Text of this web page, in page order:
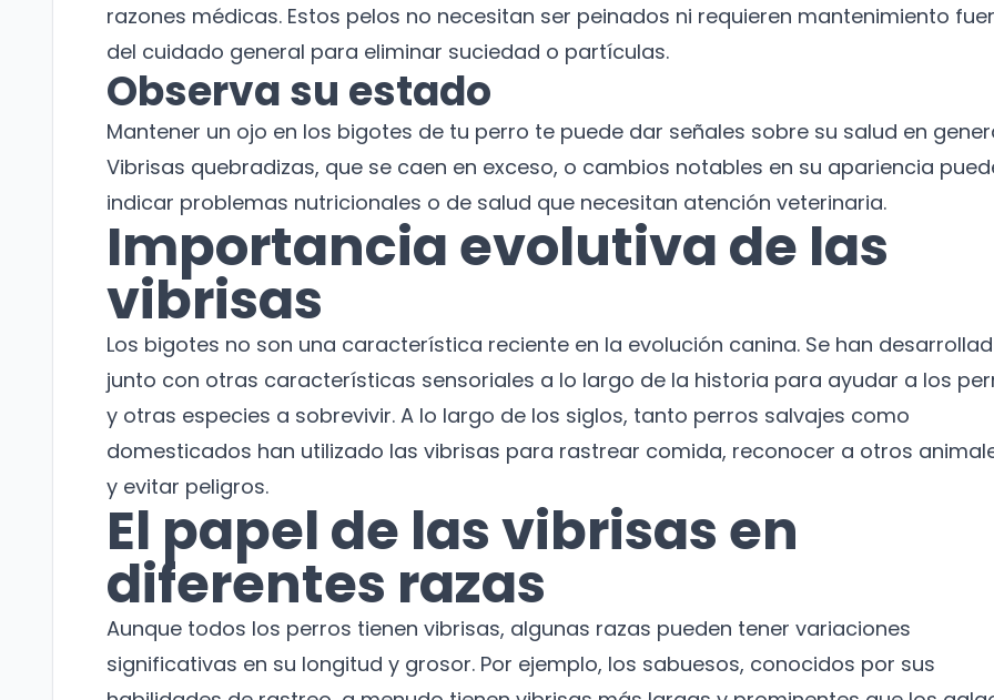
razones médicas. Estos pelos no necesitan ser peinados ni requieren mantenimiento
del cuidado general para eliminar suciedad o partículas.
Observa su estado
Mantener un ojo en los bigotes de tu perro te puede dar señales sobre su salud en
Vibrisas quebradizas, que se caen en exceso, o cambios notables en su apariencia
indicar problemas nutricionales o de salud que necesitan atención veterinaria.
Importancia evolutiva de las
vibrisas
Los bigotes no son una característica reciente en la evolución canina. Se han
junto con otras características sensoriales a lo largo de la historia para ayudar a los
y otras especies a sobrevivir. A lo largo de los siglos, tanto perros salvajes como
domesticados han utilizado las vibrisas para rastrear comida, reconocer a otros
y evitar peligros.
El papel de las vibrisas en
diferentes razas
Aunque todos los perros tienen vibrisas, algunas razas pueden tener variaciones
significativas en su longitud y grosor. Por ejemplo, los sabuesos, conocidos por sus